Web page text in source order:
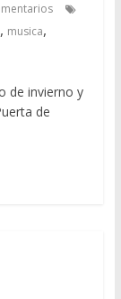
, musica,
de invierno y
de